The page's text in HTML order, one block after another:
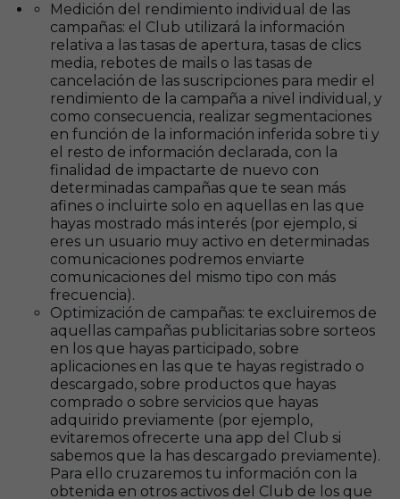
Medición del rendimiento individual de las
campañas: el Club utilizará la información
relativa a las tasas de apertura, tasas de clics
media, rebotes de mails o las tasas de
cancelación de las suscripciones para medir el
rendimiento de la campaña a nivel individual, y
como consecuencia, realizar segmentaciones
en función de la información inferida sobre ti y
el resto de información declarada, con la
finalidad de impactarte de nuevo con
determinadas campañas que te sean más
afines o incluirte solo en aquellas en las que
hayas mostrado más interés (por ejemplo, si
eres un usuario muy activo en determinadas
comunicaciones podremos enviarte
comunicaciones del mismo tipo con más
frecuencia).
Optimización de campañas: te excluiremos de
aquellas campañas publicitarias sobre sorteos
en los que hayas participado, sobre
aplicaciones en las que te hayas registrado o
descargado, sobre productos que hayas
comprado o sobre servicios que hayas
adquirido previamente (por ejemplo,
evitaremos ofrecerte una app del Club si
sabemos que la has descargado previamente).
Para ello cruzaremos tu información con la
obtenida en otros activos del Club de los que